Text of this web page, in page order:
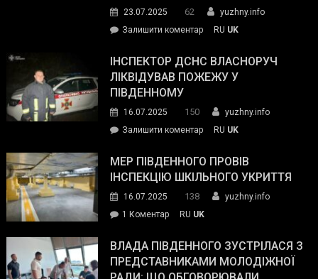
гуманітарну
допомогу
23.07.2025 62
yuzhny.info
Залишити коментарon
провів
нараду
силових
та
органів:
«Наш
спільний
окупанти.
Маємо
RU UK
ІНСПЕКТОР ДСНС ВЛАСНОРУЧ
ЛІКВІДУВАВ ПОЖЕЖУ У
ПІВДЕННОМУ
16.07.2025 150
yuzhny.info
Залишити коментарon
ДСНС
власноруч
пожежу
у
RU UK
МЕР ПІВДЕННОГО ПРОВІВ
ІНСПЕКЦІЮ ШКІЛЬНОГО УКРИТТЯ
16.07.2025 138
yuzhny.info
1 Коментардо
Південного
провів
інспекцію
RU UK
ВЛАДА ПІВДЕННОГО ЗУСТРІЛАСЯ З
ПРЕДСТАВНИКАМИ МОЛОДІЖНОЇ